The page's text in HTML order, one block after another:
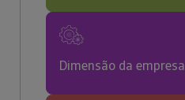
Dimensão da empresa